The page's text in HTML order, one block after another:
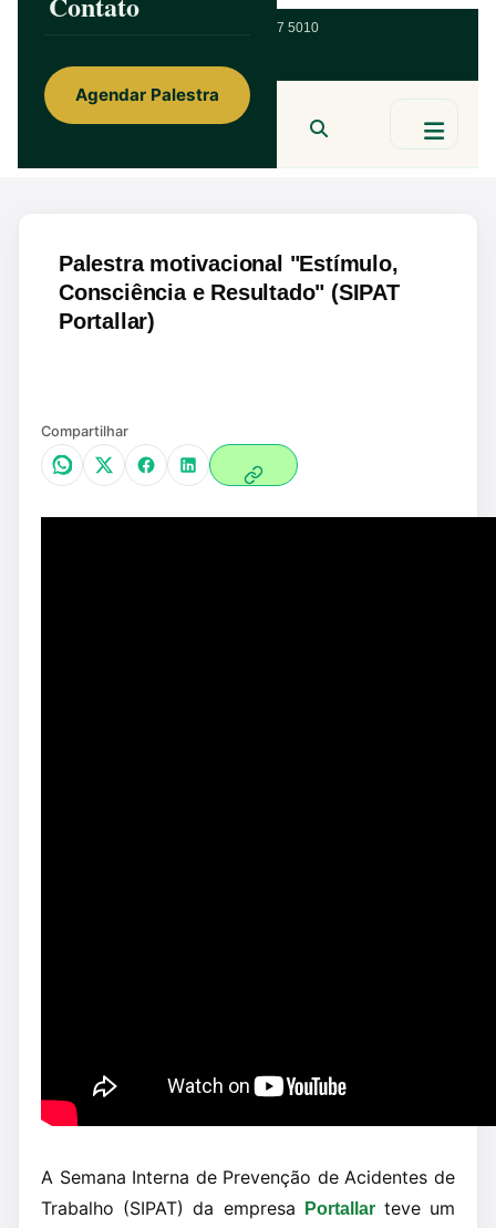
47 9 9967 5010
Ainor Lotério
Agendar Palestra
Palestra motivacional "Estímulo,
Consciência e Resultado" (SIPAT
Portallar)
Compartilhar
A Semana Interna de Prevenção de Acidentes de
Trabalho (SIPAT) da empresa
Portallarteve um